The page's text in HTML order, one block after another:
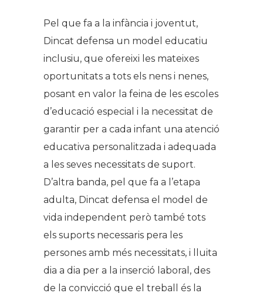
Pel que fa a la infància i joventut,
Dincat defensa un model educatiu
inclusiu, que ofereixi les mateixes
oportunitats a tots els nens i nenes,
posant en valor la feina de les escoles
d’educació especial i la necessitat de
garantir per a cada infant una atenció
educativa personalitzada i adequada
a les seves necessitats de suport.
D’altra banda, pel que fa a l’etapa
adulta, Dincat defensa el model de
vida independent però també tots
els suports necessaris pera les
persones amb més necessitats, i lluita
dia a dia per a la inserció laboral, des
de la convicció que el treball és la